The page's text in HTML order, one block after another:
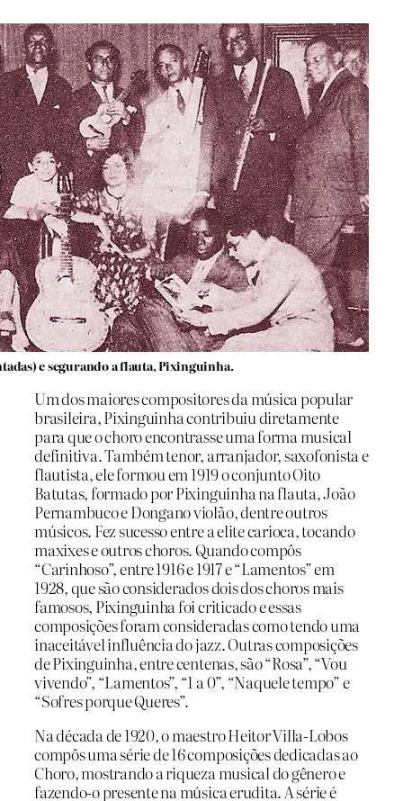
e segurando a flauta, Pixinguinha.
Um dos maiores compositores da música popular
brasileira, Pixinguinha contribuiu diretamente
para que o choro encontrasse uma forma musical
definitiva. Também tenor, arranjador, saxofonista e
flautista, ele formou em 1919 o conjunto Oito
Batutas, formado por Pixinguinha na flauta, João
Pernambuco e Dongano violão, dentre outros
músicos. Fez sucesso entre a elite carioca, tocando
maxixes e outros choros. Quando compôs
“Carinhoso”, entre 1916 e 1917 e “Lamentos” em
1928, que são considerados dois dos choros mais
famosos, Pixinguinha foi criticado e essas
composições foram consideradas como tendo uma
inaceitável influência do jazz. Outras composições
de Pixinguinha, entre centenas, são “Rosa”, “Vou
vivendo”, “Lamentos”, “1 a 0”, “Naquele tempo” e
“Sofres porque Queres”.
Na década de 1920, o maestro Heitor Villa-Lobos
compôs uma série de 16 composições dedicadas ao
Choro, mostrando a riqueza musical do gênero e
fazendo-o presente na música erudita. A série é